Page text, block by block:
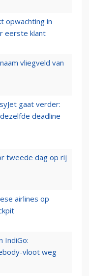
opwachting in
eerste klant
vliegveld van
gaat verder:
deadline
tweede dag op rij
airlines op
IndiGo:
vloot weg